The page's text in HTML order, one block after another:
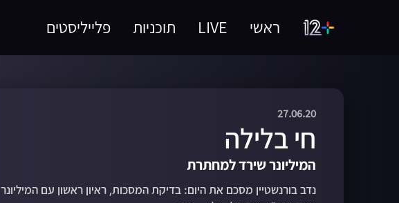
ראשי LIVE תוכניות פלייליסטים
27.06.20
חי בלילה
המיליונר שירד למחתרת
נדב בורנשטיין מסכם את היום: בדיקת המסכות, ראיון ראשון עם המיליונר